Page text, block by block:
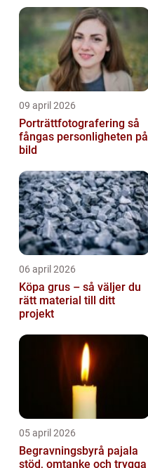
09 april 2026
Porträttfotografering så
fångas personligheten på
bild
06 april 2026
Köpa grus – så väljer du
rätt material till ditt
projekt
05 april 2026
Begravningsbyrå pajala
stöd, omtanke och trygga